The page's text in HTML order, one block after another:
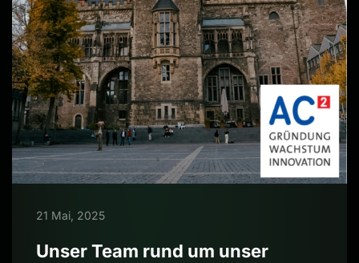
21 Mai, 2025
Unser Team rund um unser